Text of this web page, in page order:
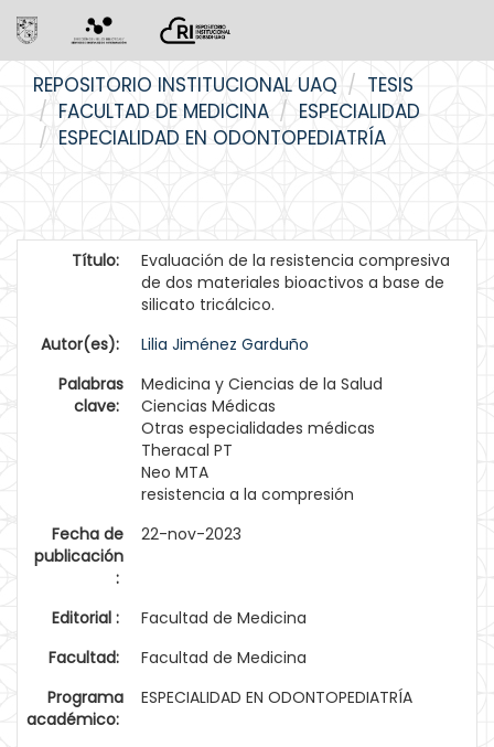
navigation
REPOSITORIO INSTITUCIONAL UAQ
TESIS
FACULTAD DE MEDICINA
ESPECIALIDAD
ESPECIALIDAD EN ODONTOPEDIATRÍA
Título:
Evaluación de la resistencia compresiva
de dos materiales bioactivos a base de
silicato tricálcico.
Autor(es):
Lilia Jiménez Garduño
Palabras
clave:
Medicina y Ciencias de la Salud
Ciencias Médicas
Otras especialidades médicas
Theracal PT
Neo MTA
resistencia a la compresión
Fecha de
publicación
:
22-nov-2023
Editorial :
Facultad de Medicina
Facultad:
Facultad de Medicina
Programa
académico:
ESPECIALIDAD EN ODONTOPEDIATRÍA